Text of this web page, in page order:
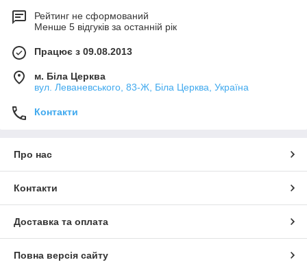
Рейтинг не сформований
Менше 5 відгуків за останній рік
Працює з 09.08.2013
м. Біла Церква
вул. Леваневського, 83-Ж, Біла Церква, Україна
Контакти
Про нас
Контакти
Доставка та оплата
Повна версія сайту